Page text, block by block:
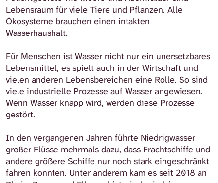
Lebensraum für viele Tiere und Pflanzen. Alle
Ökosysteme brauchen einen intakten
Wasserhaushalt.
Für Menschen ist Wasser nicht nur ein unersetzbares
Lebensmittel, es spielt auch in der Wirtschaft und
vielen anderen Lebensbereichen eine Rolle. So sind
viele industrielle Prozesse auf Wasser angewiesen.
Wenn Wasser knapp wird, werden diese Prozesse
gestört.
In den vergangenen Jahren führte Niedrigwasser
großer Flüsse mehrmals dazu, dass Frachtschiffe und
andere größere Schiffe nur noch stark eingeschränkt
fahren konnten. Unter anderem kam es seit 2018 an